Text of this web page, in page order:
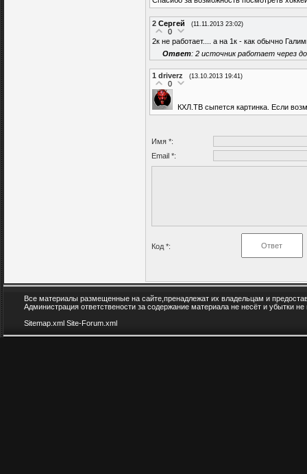
2 Сергей (11.11.2013 23:02)
0
2к не работает.... а на 1к - как обычно
Ответ: 2 источник работает через
1 driverz (13.10.2013 19:41)
0
КХЛ.ТВ сыпется картинка. Если
Имя *:
Email *:
Код *:
Все материалы размещенные на сайте,пренадлежат их владельцам и
Администрация ответствености за содержание материала не несёт и убытки
Sitemap.xml Site-Forum.xml